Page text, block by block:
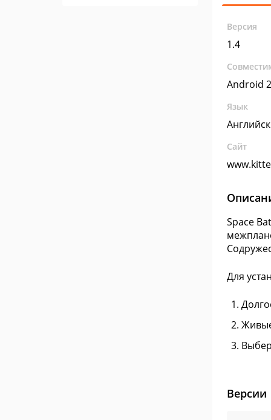
Версия
1.4
Android
Язык
Сайт
Space
Для
Версии